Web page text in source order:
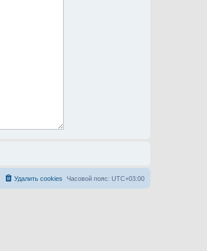
Часовой пояс: UTC+03:00
Удалить cookies